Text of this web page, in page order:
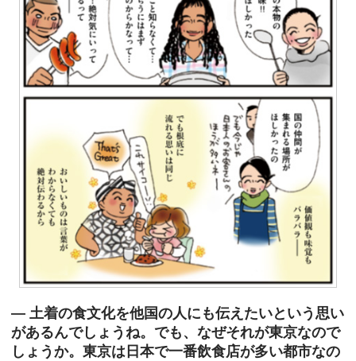
― 土着の食文化を他国の人にも伝えたいという思い
があるんでしょうね。でも、なぜそれが東京なので
しょうか。東京は日本で一番飲食店が多い都市なの